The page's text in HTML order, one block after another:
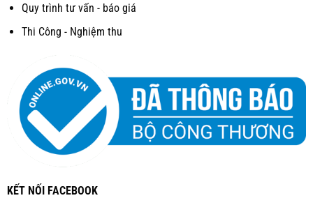
Quy trình tư vấn - báo giá
Thi Công - Nghiệm thu
KẾT NỐI FACEBOOK